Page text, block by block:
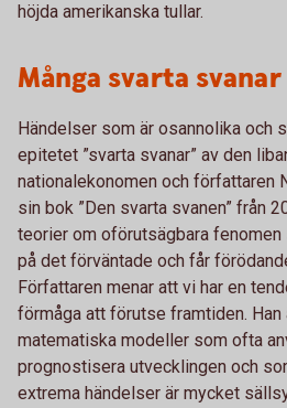
höjda amerikanska tullar.
Många svarta svanar
Händelser som är osannolika och
epitetet ”svarta svanar” av den
nationalekonomen och författaren
sin bok ”Den svarta svanen” från
teorier om oförutsägbara fenomen
på det förväntade och får
Författaren menar att vi har en
förmåga att förutse framtiden.
matematiska modeller som ofta
prognostisera utvecklingen och
extrema händelser är mycket